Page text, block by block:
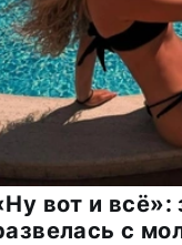
вот и
с